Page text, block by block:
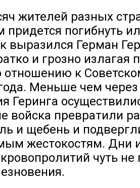
жителей разных
погибнуть
выразился Герман
и грозно излагая
отношению к
Меньше чем через
Геринга
войска превратили
и щебень и
жестокостям. Дни
чуть не